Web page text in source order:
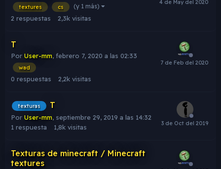
textures cs (y 1 más)
2 respuestas 2,3k visitas
T
Por User-mm, febrero 7, 2020 a las 02:33
wad
0 respuestas 2,2k visitas
texturas T
Por User-mm, septiembre 29, 2019 a las 14:32
1 respuesta 1,8k visitas
Texturas de minecraft / Minecraft
textures